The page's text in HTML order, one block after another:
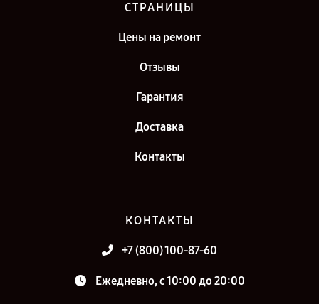
СТРАНИЦЫ
Цены на ремонт
Отзывы
Гарантия
Доставка
Контакты
КОНТАКТЫ
+7 (800) 100-87-60
Ежедневно, с 10:00 до 20:00